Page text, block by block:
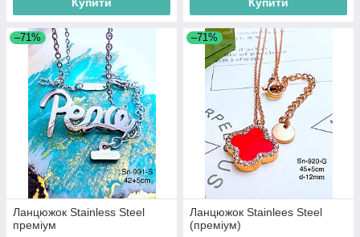
Купити Купити
–71%
Ланцюжок Stainless Steel
преміум
–71%
Ланцюжок Stainlees Steel
(преміум)